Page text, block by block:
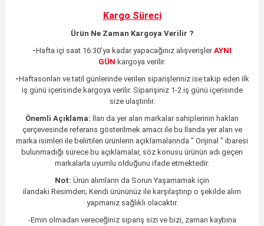
Kargo Süreci
Ürün Ne Zaman Kargoya Verilir ?
-Hafta içi saat 16:30'ya kadar yapacağınız alışverişler AYNI
GÜN kargoya verilir.
-Haftasonları ve tatil günlerinde verilen siparişleriniz ise takip eden ilk
iş günü içerisinde kargoya verilir. Siparişiniz 1-2 iş günü içerisinde
size ulaştırılır.
Önemli Açıklama: İlan da yer alan markalar sahiplerinin hakları
çerçevesinde referans gösterilmek amacı ile bu İlanda yer alan ve
marka isimleri ile belirtilen ürünlerin açıklamalarında " Orijinal " ibaresi
bulunmadığı sürece bu açıklamalar, söz konusu ürünün adı geçen
markalarla uyumlu olduğunu ifade etmektedir.
Not: Ürün alımların da Sorun Yaşamamak için
ilandaki Resimden; Kendi ürününüz ile karşılaştırıp o şekilde alım
yapmanız sağlıklı olacaktır.
-Emin olmadan vereceğiniz sipariş sizi ve bizi, zaman kaybına